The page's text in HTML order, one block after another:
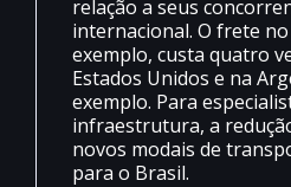
relação a seus
internacional. O frete
exemplo, custa quatro
Estados Unidos e na
exemplo. Para
infraestrutura, a
novos modais de
para o Brasil.